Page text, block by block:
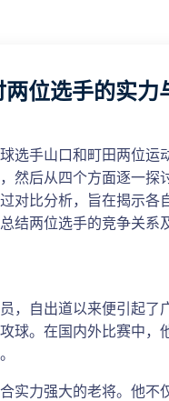
位选手的实力
选手山口和町田两位运
然后从四个方面逐一探
对比分析，旨在揭示各
结两位选手的竞争关系
，自出道以来便引起了
球。在国内外比赛中，
实力强大的老将。他不